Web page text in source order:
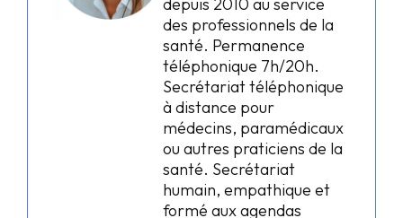
depuis 2010 au service
des professionnels de la
santé. Permanence
téléphonique 7h/20h.
Secrétariat téléphonique
à distance pour
médecins, paramédicaux
ou autres praticiens de la
santé. Secrétariat
humain, empathique et
formé aux agendas